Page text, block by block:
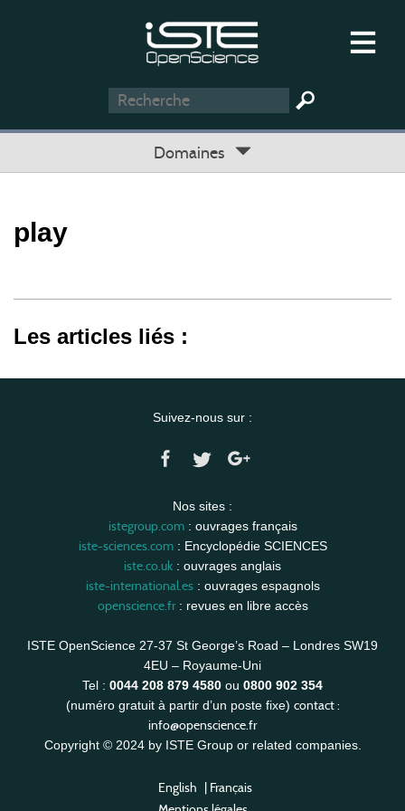
Domaines
play
Les articles liés :
Suivez-nous sur :
Nos sites :
istegroup.com: ouvrages français
iste-sciences.com: Encyclopédie SCIENCES
iste.co.uk : ouvrages anglais
iste-international.es: ouvrages espagnols
openscience.fr: revues en libre accès
ISTE OpenScience 27-37 St George’s Road – Londres SW19
4EU – Royaume-Uni
Tel : 0044 208 879 4580 ou 0800 902 354
(numéro gratuit à partir d’un poste fixe) contact :
info@openscience.fr
Copyright © 2024 by ISTE Group or related companies.
English | Français